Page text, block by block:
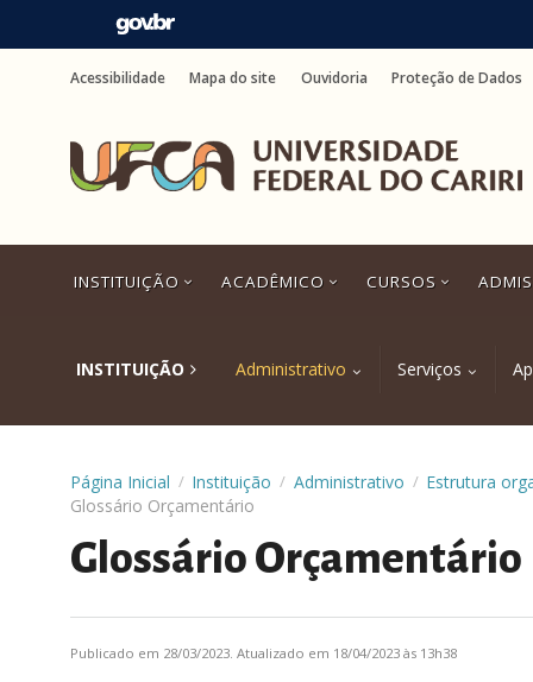
para
para
busca
rodapé
Acessibilidade Mapa do site Ouvidoria Proteção de Dados
INSTITUIÇÃO ACADÊMICO CURSOS
INSTITUIÇÃO Administrativo Serviços
Página Inicial / Instituição / Administrativo / Estrutura
Glossário Orçamentário
Glossário Orçamentário
Publicado em 28/03/2023. Atualizado em 18/04/2023 às 13h38